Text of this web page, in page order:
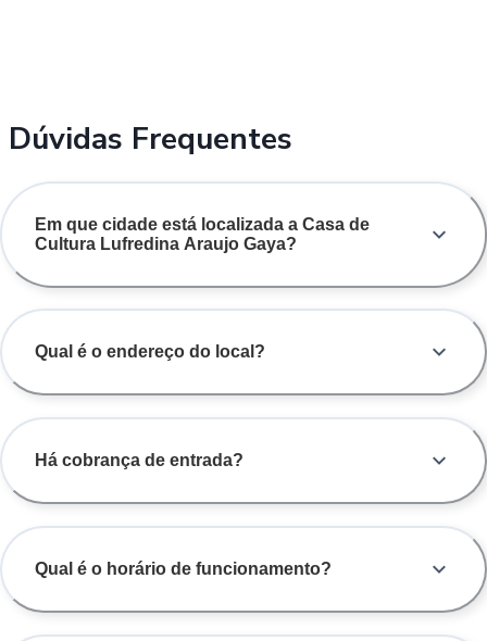
Dúvidas Frequentes
Em que cidade está localizada a Casa de
Cultura Lufredina Araujo Gaya?
Qual é o endereço do local?
Há cobrança de entrada?
Qual é o horário de funcionamento?